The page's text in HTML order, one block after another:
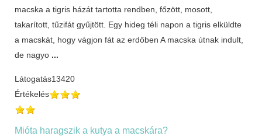
macska a tigris házát tartotta rendben, főzött, mosott,
takarított, tűzifát gyűjtött. Egy hideg téli napon a tigris elküldte
a macskát, hogy vágjon fát az erdőben A macska útnak indult,
de nagyo ...
Látogatás13420
Értékelés
Mióta haragszik a kutya a macskára?